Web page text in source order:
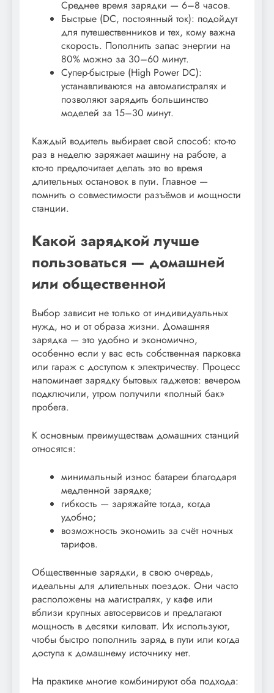
Среднее время зарядки — 6–8 часов.
Быстрые (DC, постоянный ток): подойдут
для путешественников и тех, кому важна
скорость. Пополнить запас энергии на
80% можно за 30–60 минут.
Супер-быстрые (High Power DC):
устанавливаются на автомагистралях и
позволяют зарядить большинство
моделей за 15–30 минут.
Каждый водитель выбирает свой способ: кто-то
раз в неделю заряжает машину на работе, а
кто-то предпочитает делать это во время
длительных остановок в пути. Главное —
помнить о совместимости разъёмов и мощности
станции.
Какой зарядкой лучше
пользоваться — домашней
или общественной
Выбор зависит не только от индивидуальных
нужд, но и от образа жизни. Домашняя
зарядка — это удобно и экономично,
особенно если у вас есть собственная парковка
или гараж с доступом к электричеству. Процесс
напоминает зарядку бытовых гаджетов: вечером
подключили, утром получили «полный бак»
пробега.
К основным преимуществам домашних станций
относятся:
минимальный износ батареи благодаря
медленной зарядке;
гибкость — заряжайте тогда, когда
удобно;
возможность экономить за счёт ночных
тарифов.
Общественные зарядки, в свою очередь,
идеальны для длительных поездок. Они часто
расположены на магистралях, у кафе или
вблизи крупных автосервисов и предлагают
мощность в десятки киловатт. Их используют,
чтобы быстро пополнить заряд в пути или когда
доступа к домашнему источнику нет.
На практике многие комбинируют оба подхода: